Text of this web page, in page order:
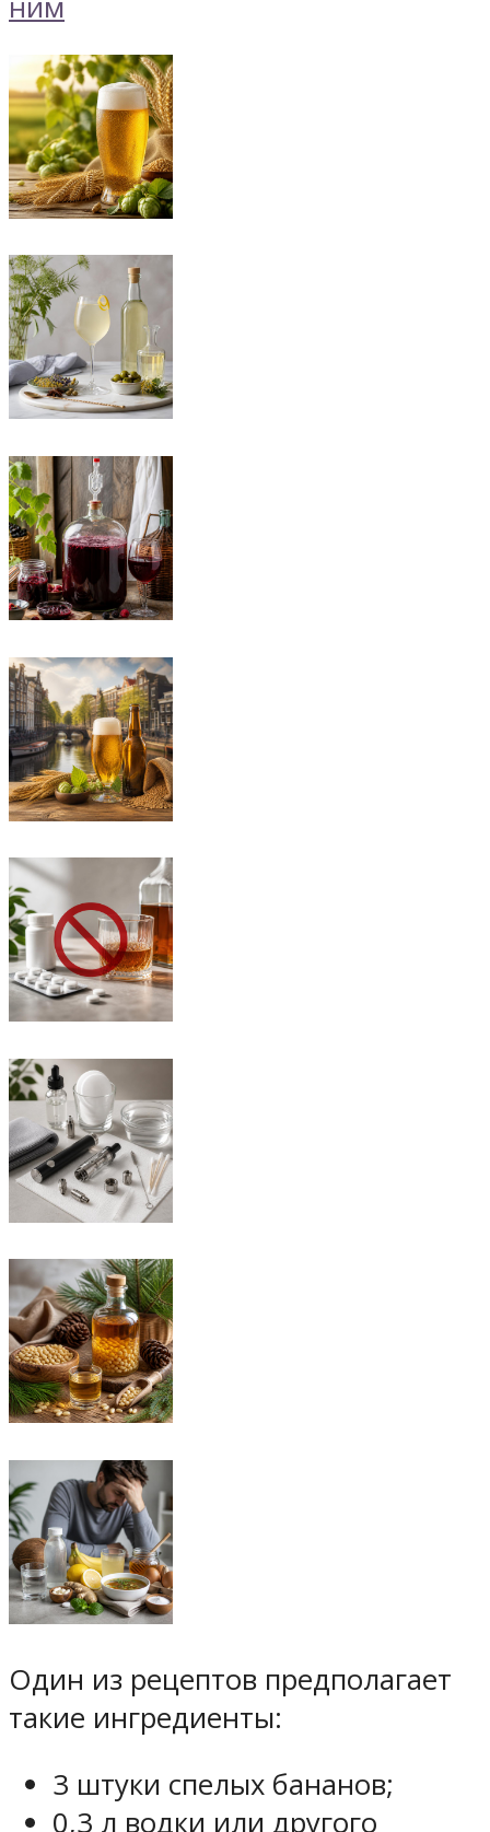
Один из рецептов предполагает
такие ингредиенты:
3 штуки спелых бананов;
0,3 л водки или другого